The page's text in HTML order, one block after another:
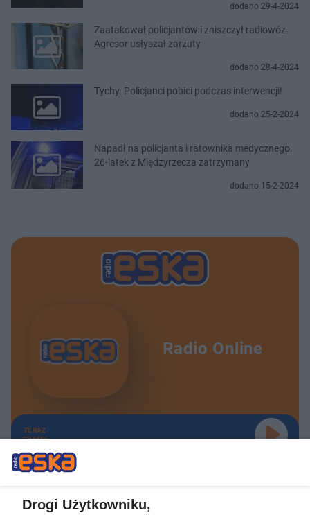
dodano 29-4-2024
Zaatakował policjantów i zniszczył radiowóz.
Agresor usłyszał zarzuty
dodano 28-4-2024
Tychy. Policjanci pobici podczas interwencji!
dodano 25-2-2024
Napadł na policjanta i ratownika medycznego.
26-latek z Międzyrzecza zatrzymany
dodano 15-2-2024
Radio Online
TERAZ
GRAMY
Drogi Użytkowniku,